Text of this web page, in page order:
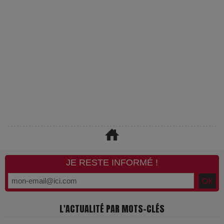
JE RESTE INFORMÉ !
L'ACTUALITÉ PAR MOTS-CLÉS